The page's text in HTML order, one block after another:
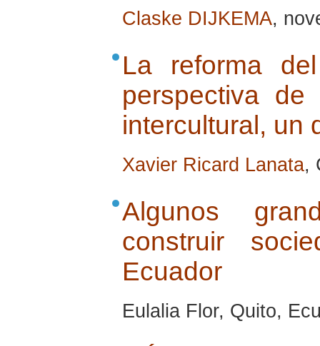
Claske DIJKEMA,
La reforma
perspectiva
intercultural, un
Xavier Ricard Lanata,
Algunos
construir
Ecuador
Eulalia Flor, Quito,